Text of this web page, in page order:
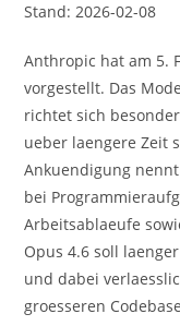
Stand: 2026-02-08
Anthropic hat am 5.
vorgestellt. Das
richtet sich
ueber laengere Zeit
Ankuendigung
bei
Arbeitsablaeufe
Opus 4.6 soll
und dabei
groesseren